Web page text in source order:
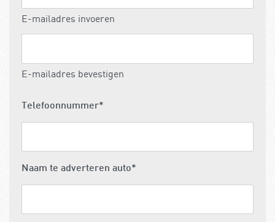
E-mailadres invoeren
E-mailadres bevestigen
Telefoonnummer*
Naam te adverteren auto*